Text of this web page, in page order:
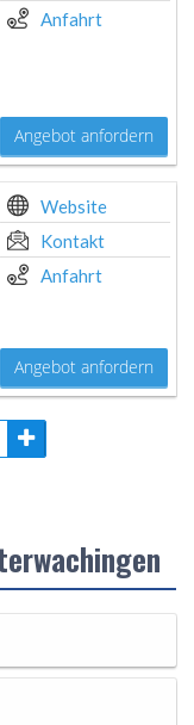
Anfahrt
Angebot anfordern
Website
Kontakt
Anfahrt
Angebot anfordern